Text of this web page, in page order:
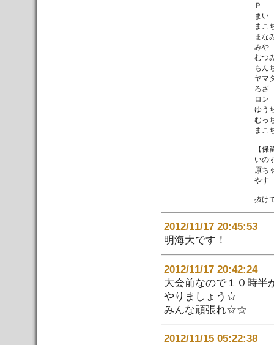
Ｐ
まい
まこ
まな
みや
むつ
もん
ヤマ
ろざ
ロン
ゆう
むっ
まこ
【保
いの
原ち
やす
抜け
2012/11/17
明海大です！
2012/11/17 20:42:24
大会前なので１０時半
やりましょう☆
みんな頑張れ☆☆
2012/11/15